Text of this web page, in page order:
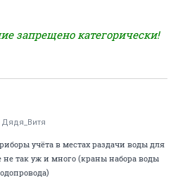
запрещено категорически!
Дядя_Витя
учёта в местах раздачи воды для
так уж и много (краны набора воды